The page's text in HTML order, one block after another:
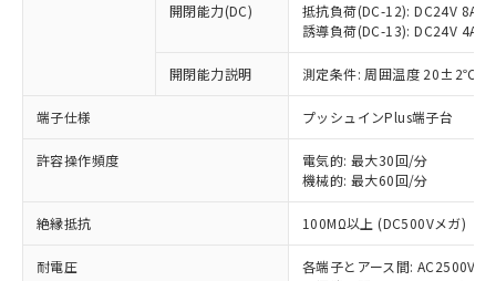
開閉能力(DC)
抵抗負荷(DC-12): DC24V 8A/
誘導負荷(DC-13): DC24V 4A/
開閉能力説明 測定条件: 周囲温度 20±2℃、
端子仕様 プッシュインPlus端子台
許容操作頻度
電気的: 最大30回/分
機械的: 最大60回/分
絶縁抵抗 100MΩ以上 (DC500Vメガ)
耐電圧
各端子とアース間: AC2500V
以下の条件をお読みいただき、同意のうえ
ご利用ください。
本サービスは、当社制御機器事業取扱
商品の当社在庫状況および標準価格
(税抜)を提供させていただくもので
当社制御機器事業取扱商品の中には、
本サービスの対象外となる商品もある
ことをご了承ください。
対応予定なし：EU RoHS指令（10物質）の
非含有に非対応の商品で、対応品を出す予
調査・確認中：EU RoHS指令（10物質）の
非含有の対応状況を調査中または確認中の
商品です。
非該当品：ライセンス料など無形物で、有
害物質有無と関係のない商品です。
仕入先様の事情により、非含有部品として
いたものが、含有品と判明した場合などや
「○」：最大均質材料含有率が中国RoHSの
基準値以下であることを示します。
「×」：最大均質材料含有率が中国RoHSの
基準値を超えていることを示します。
「－」：未確認です。当社販売部門へお問
当社は、これら貴社製品のうち、外国